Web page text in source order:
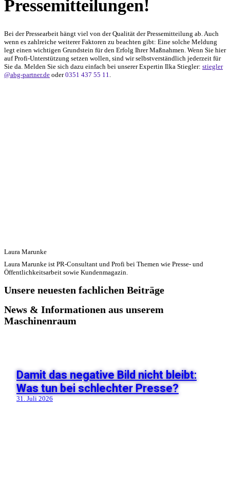
Pressemitteilungen!
Bei der Pressearbeit hängt viel von der Qualität der Pressemitteilung ab. Auch
wenn es zahlreiche weiterer Faktoren zu beachten gibt: Eine solche Meldung
legt einen wichtigen Grundstein für den Erfolg Ihrer Maßnahmen. Wenn Sie hier
auf Profi-Unterstützung setzen wollen, sind wir selbstverständlich jederzeit für
Sie da. Melden Sie sich dazu einfach bei unserer Expertin Ilka Stiegler: stiegler
@abg-partner.de oder0351 437 55 11
Laura Marunke
Laura Marunke ist PR-Consultant und Profi bei Themen wie Presse- und
Öffentlichkeitsarbeit sowie Kundenmagazin.
Unsere neuesten fachlichen Beiträge
News & Informationen aus unserem
Maschinenraum
Damit das negative Bild nicht bleibt:
Was tun bei schlechter Presse?
31. Juli 2026